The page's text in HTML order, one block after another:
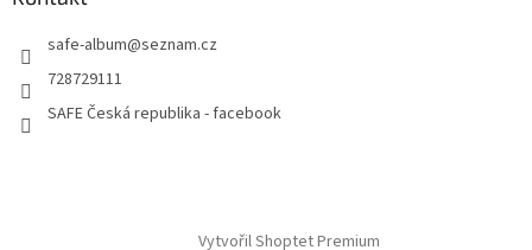
safe-album@seznam.cz
728729111
SAFE Česká republika - facebook
Vytvořil Shoptet Premium